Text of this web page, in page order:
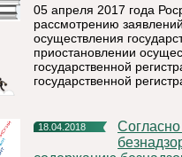
05 апреля 2017 года
рассмотрению
осуществления
приостановлении
государственной
государственной
18.04.2018
Согласно проведенным конкурсным процедурам по отлову